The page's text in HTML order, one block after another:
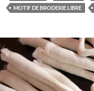
MOTIF DE BRODERIE LIBRE